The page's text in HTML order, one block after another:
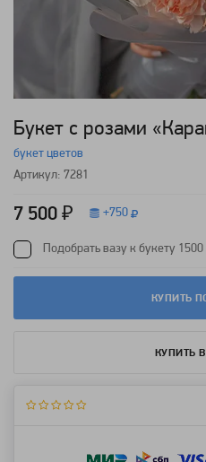
Букет с розами
букет цветов
Артикул: 7281
7 500 ₽ +750
Подобрать вазу к букету
КУПИТЬ
КУПИТЬ